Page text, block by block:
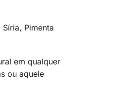
Pimenta
em qualquer
ou aquele